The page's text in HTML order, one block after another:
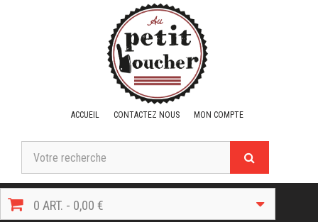
ACCUEIL CONTACTEZ NOUS MON COMPTE
0 ART. - 0,00 €